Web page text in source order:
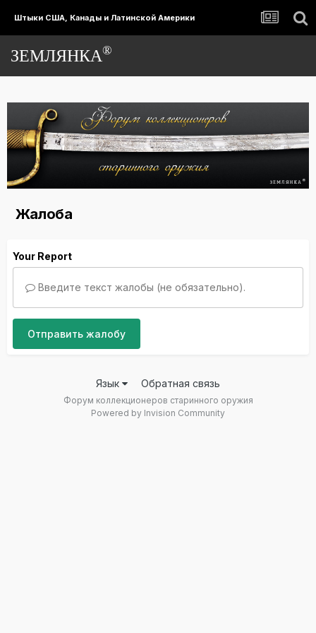
Штыки США, Канады и Латинской Америки
ЗЕМЛЯНКА®
Жалоба
Your Report
Введите текст жалобы (не обязательно).
Отправить жалобу
Язык Обратная связь
Форум коллекционеров старинного оружия
Powered by Invision Community